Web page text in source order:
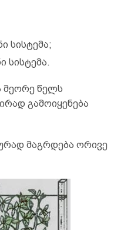
სისტემა;
სისტემა.
მეორე წელს
გამოიყენება
მაგრდება ორივე